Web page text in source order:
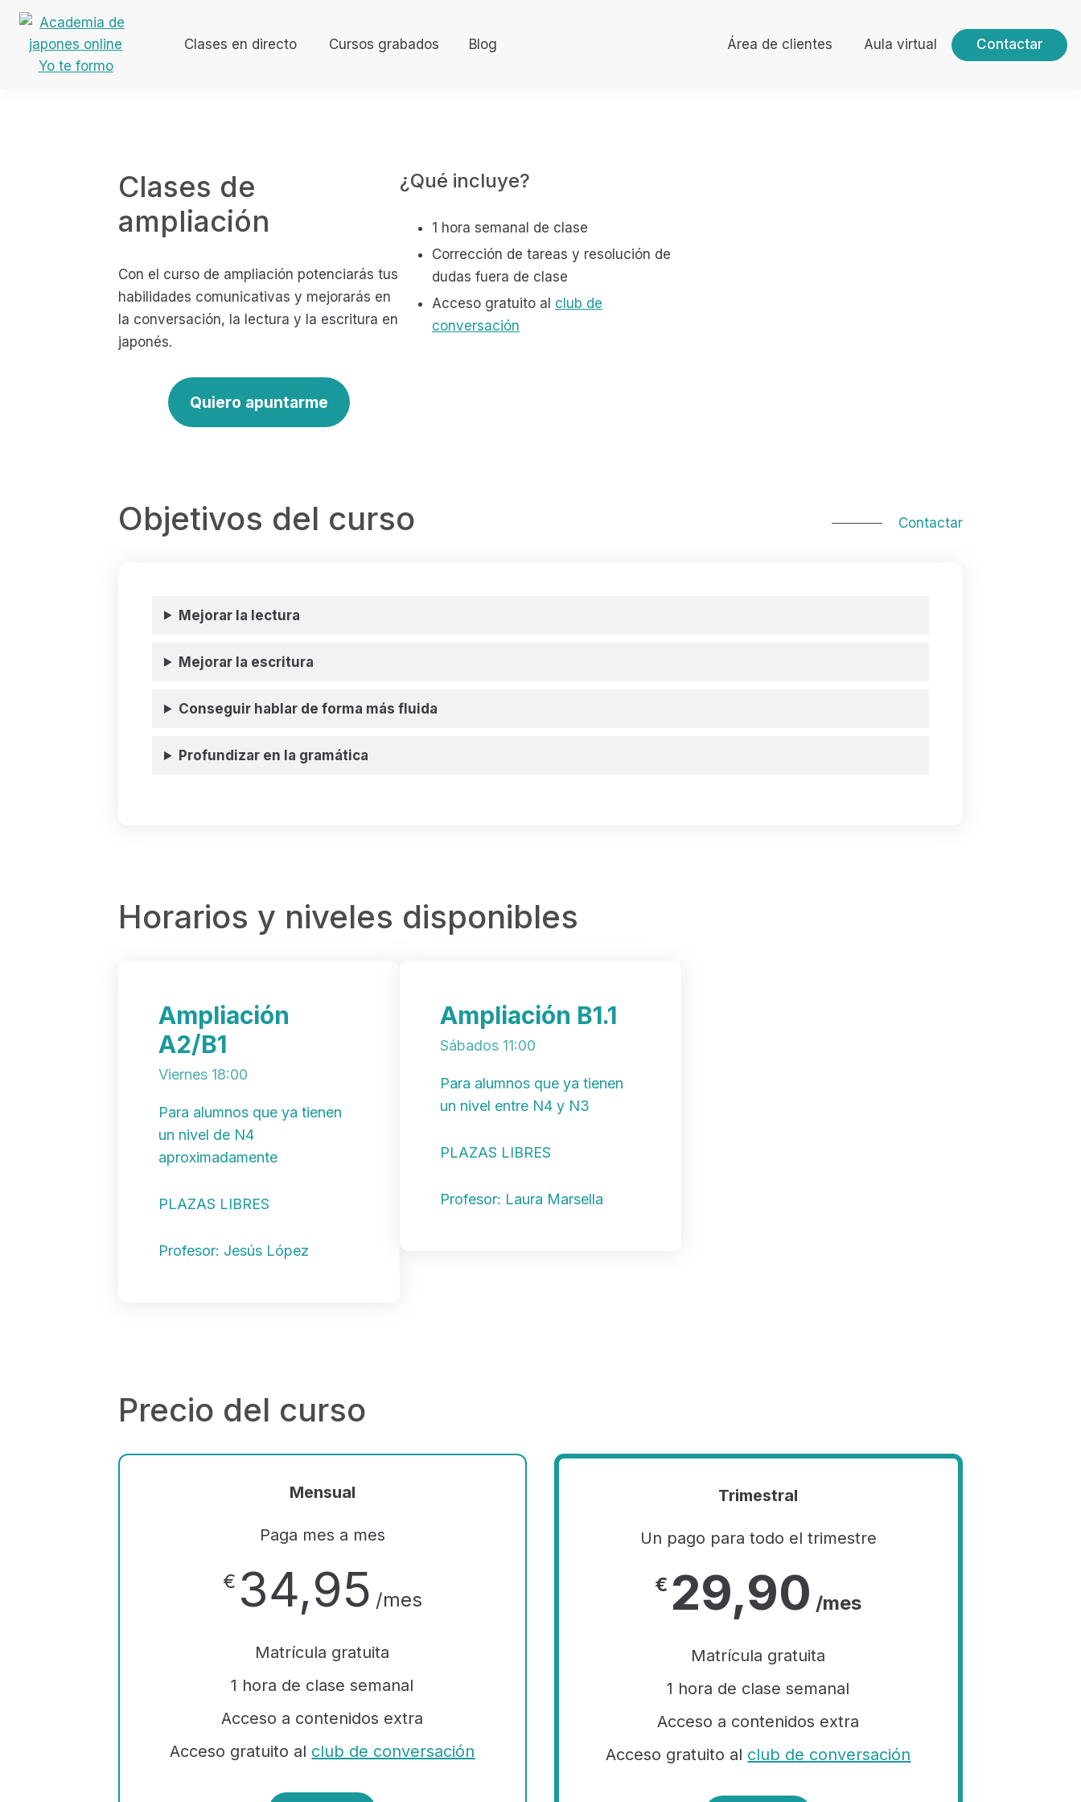
navegación
principal
contenido
principal
Academia
Aprende japonés desde casa
Clases en directo Cursos grabados Blog Área de clientes Aula virtual Contactar
Clases de
ampliación
Con el curso de ampliación potenciarás tus
habilidades comunicativas y mejorarás en
la conversación, la lectura y la escritura en
japonés.
Quiero apuntarme
¿Qué incluye?
1 hora semanal de clase
Corrección de tareas y resolución de
dudas fuera de clase
Acceso gratuito al club de
conversación
Objetivos del curso Contactar
Mejorar la lectura
Mejorar la escritura
Conseguir hablar de forma más fluida
Profundizar en la gramática
Horarios y niveles disponibles
Ampliación
A2/B1
Viernes 18:00
Para alumnos que ya tienen
un nivel de N4
aproximadamente
PLAZAS LIBRES
Profesor: Jesús López
Ampliación B1.1
Sábados 11:00
Para alumnos que ya tienen
un nivel entre N4 y N3
PLAZAS LIBRES
Profesor: Laura Marsella
Precio del curso
Mensual
Paga mes a mes
€ 34,95 /mes
Matrícula gratuita
1 hora de clase semanal
Acceso a contenidos extra
Acceso gratuito al club de conversación
Trimestral
Un pago para todo el trimestre
€ 29,90 /mes
Matrícula gratuita
1 hora de clase semanal
Acceso a contenidos extra
Acceso gratuito al club de conversación